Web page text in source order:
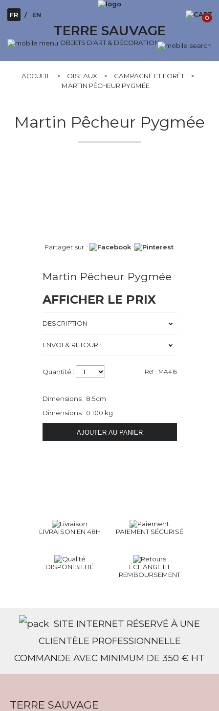
TERRE SAUVAGE
OBJETS D'ART & DÉCORATION
FR EN 0
ACCUEIL > OISEAUX > CAMPAGNE ET FORÊT
>
MARTIN PÊCHEUR PYGMÉE
Martin Pêcheur Pygmée
Partager sur :
Martin Pêcheur Pygmée
AFFICHER LE PRIX
DESCRIPTION
ENVOI & RETOUR
Quantité : Réf : MA415
Dimensions : 8.5cm
Dimensions : 0.100 kg
LIVRAISON EN 48H PAIEMENT SÉCURISÉ
DISPONIBILITÉ
ÉCHANGE ET
REMBOURSEMENT
SITE INTERNET RÉSERVÉ À UNE
CLIENTÈLE PROFESSIONNELLE
COMMANDE AVEC MINIMUM DE 350 € HT
TERRE SAUVAGE